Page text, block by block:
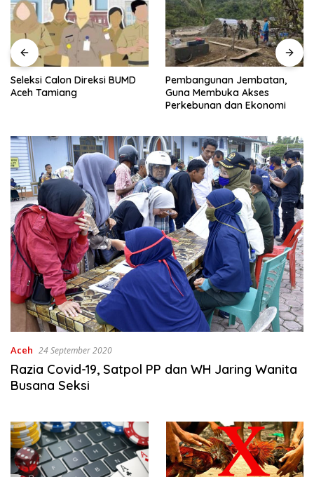
Seleksi Calon Direksi BUMD
Aceh Tamiang
Pembangunan Jembatan,
Guna Membuka Akses
Perkebunan dan Ekonomi
Aceh 24 September 2020
Razia Covid-19, Satpol PP dan WH Jaring Wanita
Busana Seksi